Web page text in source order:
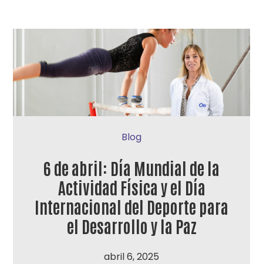
Blog
6 de abril: Día Mundial de la
Actividad Física y el Día
Internacional del Deporte para
el Desarrollo y la Paz
abril 6, 2025